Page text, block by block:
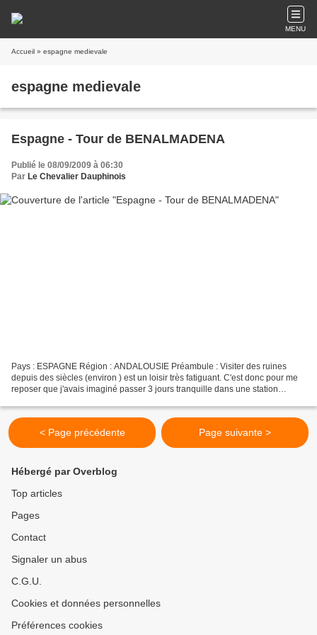
MENU
Accueil » espagne medievale
espagne medievale
Espagne - Tour de BENALMADENA
Publié le 08/09/2009 à 06:30
Par Le Chevalier Dauphinois
Pays : ESPAGNE Région : ANDALOUSIE Préambule : Visiter des ruines
depuis des siècles (environ ) est un loisir très fatiguant. C'est donc pour me
reposer que j'avais imaginé passer 3 jours tranquille dans une station
< Page précédente Page suivante >
Hébergé par Overblog
Top articles
Pages
Contact
Signaler un abus
C.G.U.
Cookies et données personnelles
Préférences cookies